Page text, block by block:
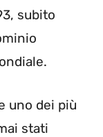
subito
uno dei più
stati